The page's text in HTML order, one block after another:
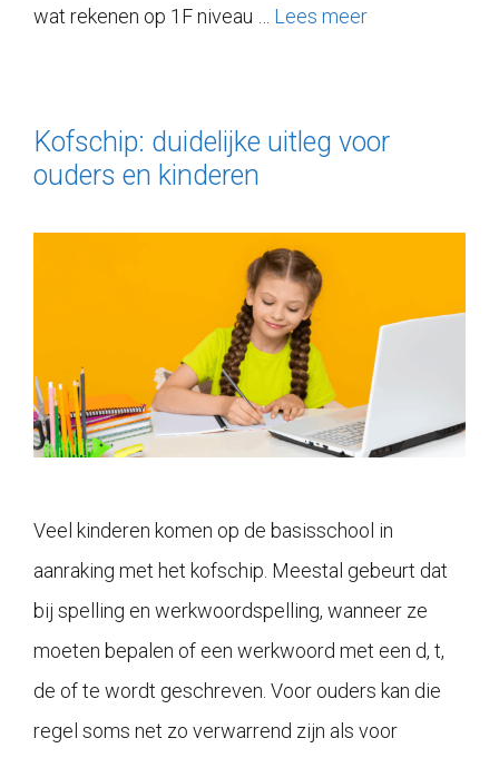
wat rekenen op 1F niveau … Lees meer
Kofschip: duidelijke uitleg voor
ouders en kinderen
Veel kinderen komen op de basisschool in
aanraking met het kofschip. Meestal gebeurt dat
bij spelling en werkwoordspelling, wanneer ze
moeten bepalen of een werkwoord met een d, t,
de of te wordt geschreven. Voor ouders kan die
regel soms net zo verwarrend zijn als voor